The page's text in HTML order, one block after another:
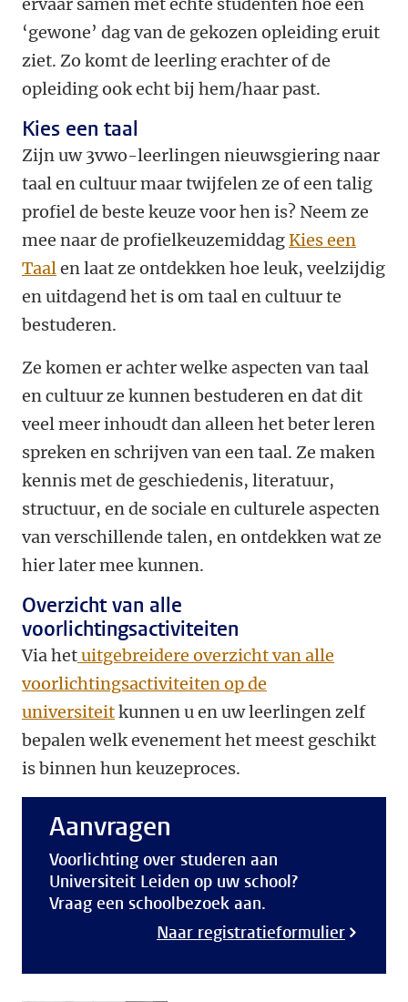
‘gewone’ dag van de gekozen opleiding eruit
ziet. Zo komt de leerling erachter of de
opleiding ook echt bij hem/haar past.
Kies een taal
Zijn uw 3vwo-leerlingen nieuwsgiering naar
taal en cultuur maar twijfelen ze of een talig
profiel de beste keuze voor hen is? Neem ze
mee naar de profielkeuzemiddagKies een
Taalen laat ze ontdekken hoe leuk, veelzijdig
en uitdagend het is om taal en cultuur te
bestuderen.
Ze komen er achter welke aspecten van taal
en cultuur ze kunnen bestuderen en dat dit
veel meer inhoudt dan alleen het beter leren
spreken en schrijven van een taal. Ze maken
kennis met de geschiedenis, literatuur,
structuur, en de sociale en culturele aspecten
van verschillende talen, en ontdekken wat ze
hier later mee kunnen.
Overzicht van alle
voorlichtingsactiviteiten
Via hetuitgebreidere overzicht van alle
voorlichtingsactiviteiten op de
universiteitkunnen u en uw leerlingen zelf
bepalen welk evenement het meest geschikt
is binnen hun keuzeproces.
Aanvragen
Voorlichting over studeren aan
Universiteit Leiden op uw school?
Vraag een schoolbezoek aan.
Naar registratieformulier